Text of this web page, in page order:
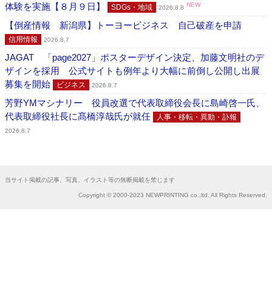
体験を実施【８月９日】
SDGs・地域 2026.8.8 NEW
【倒産情報 新潟県】トーヨービジネス 自己破産を申請
信用情報 2026.8.7
JAGAT 「page2027」ポスターデザイン決定、加藤文明社のデ
ザインを採用 公式サイトも例年より大幅に前倒し公開し出展
募集を開始
ビジネス 2026.8.7
芳野YMマシナリー 役員改選で代表取締役会長に島崎啓一氏、
代表取締役社長に髙橋淳哉氏が就任
人事・移転・異動・訃報
2026.8.7
当サイト掲載の記事、写真、イラスト等の無断掲載を禁じます
Copyright © 2000-2023 NEWPRINTING co.,ltd. All Rights Reserved.